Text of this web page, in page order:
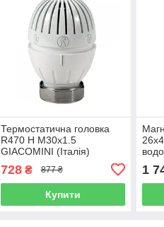
Термостатична головка
R470 Н М30х1.5
GIACOMINI (Італія)
728₴ 877 ₴
Купити
1